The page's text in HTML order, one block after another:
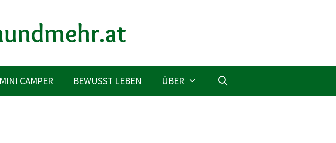
MINI CAMPER BEWUSST LEBEN ÜBER